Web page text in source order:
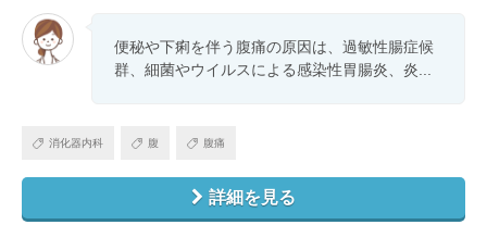
便秘や下痢を伴う腹痛の原因は、過敏性腸症候
群、細菌やウイルスによる感染性胃腸炎、炎...
消化器内科 腹 腹痛
詳細を見る